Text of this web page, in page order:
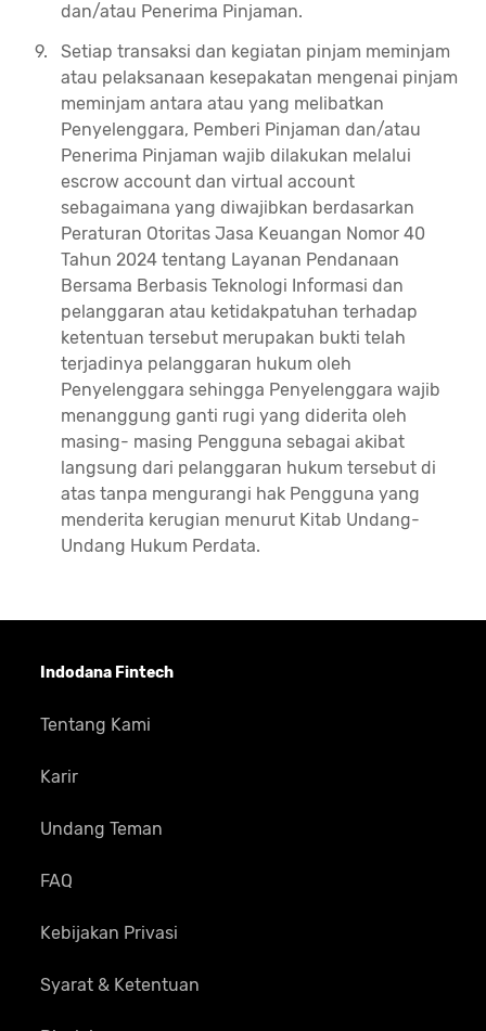
dan/atau Penerima Pinjaman.
Setiap transaksi dan kegiatan pinjam meminjam
atau pelaksanaan kesepakatan mengenai pinjam
meminjam antara atau yang melibatkan
Penyelenggara, Pemberi Pinjaman dan/atau
Penerima Pinjaman wajib dilakukan melalui
escrow account dan virtual account
sebagaimana yang diwajibkan berdasarkan
Peraturan Otoritas Jasa Keuangan Nomor 40
Tahun 2024 tentang Layanan Pendanaan
Bersama Berbasis Teknologi Informasi dan
pelanggaran atau ketidakpatuhan terhadap
ketentuan tersebut merupakan bukti telah
terjadinya pelanggaran hukum oleh
Penyelenggara sehingga Penyelenggara wajib
menanggung ganti rugi yang diderita oleh
masing- masing Pengguna sebagai akibat
langsung dari pelanggaran hukum tersebut di
atas tanpa mengurangi hak Pengguna yang
menderita kerugian menurut Kitab Undang-
Undang Hukum Perdata.
Indodana Fintech
Tentang Kami
Karir
Undang Teman
FAQ
Kebijakan Privasi
Syarat & Ketentuan